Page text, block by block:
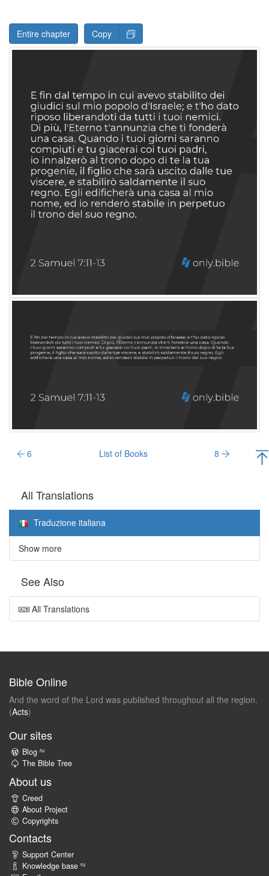
Entire chapter Copy
6 List of Books 8
All Translations
Traduzione italiana
Show more
See Also
All Translations
Bible Online
And the word of the Lord was published throughout all the region.
(Acts)
Our sites
Blog ru
The Bible Tree
About us
Creed
About Project
Copyrights
Contacts
Support Center
Knowledge base ru